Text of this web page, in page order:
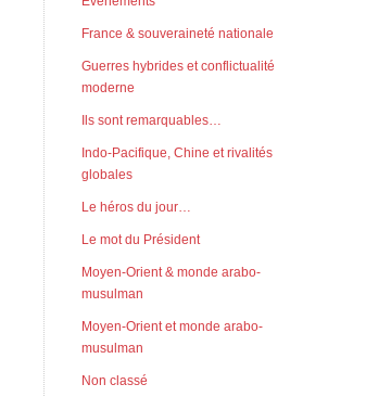
France & souveraineté nationale
Guerres hybrides et conflictualité
moderne
Ils sont remarquables…
Indo-Pacifique, Chine et rivalités
globales
Le héros du jour…
Le mot du Président
Moyen-Orient & monde arabo-
musulman
Moyen-Orient et monde arabo-
musulman
Non classé